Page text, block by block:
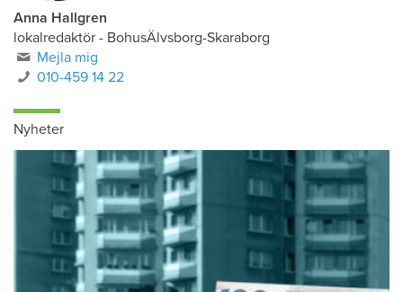
Anna Hallgren
lokalredaktör - BohusÄlvsborg-Skaraborg
Mejla mig
010-459 14 22
Nyheter